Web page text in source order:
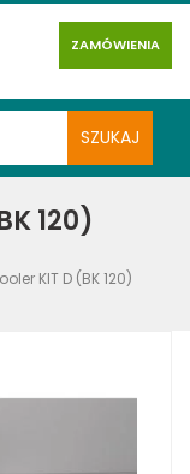
ZAMÓWIENIA
120)
KIT D (BK 120)